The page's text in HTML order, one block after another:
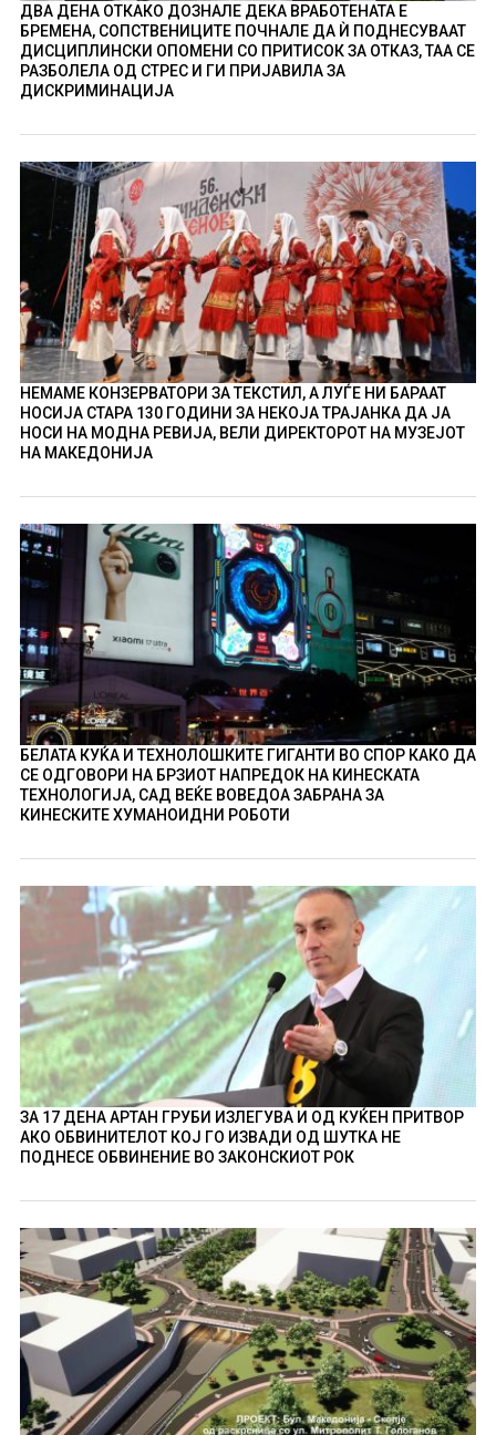
ДВА ДЕНА ОТКАКО ДОЗНАЛЕ ДЕКА ВРАБОТЕНАТА Е
БРЕМЕНА, СОПСТВЕНИЦИТЕ ПОЧНАЛЕ ДА Ѝ ПОДНЕСУВААТ
ДИСЦИПЛИНСКИ ОПОМЕНИ СО ПРИТИСОК ЗА ОТКАЗ, ТАА СЕ
РАЗБОЛЕЛА ОД СТРЕС И ГИ ПРИЈАВИЛА ЗА
ДИСКРИМИНАЦИЈА
НЕМАМЕ КОНЗЕРВАТОРИ ЗА ТЕКСТИЛ, А ЛУЃЕ НИ БАРААТ
НОСИЈА СТАРА 130 ГОДИНИ ЗА НЕКОЈА ТРАЈАНКА ДА ЈА
НОСИ НА МОДНА РЕВИЈА, ВЕЛИ ДИРЕКТОРОТ НА МУЗЕЈОТ
НА МАКЕДОНИЈА
БЕЛАТА КУЌА И ТЕХНОЛОШКИТЕ ГИГАНТИ ВО СПОР КАКО ДА
СЕ ОДГОВОРИ НА БРЗИОТ НАПРЕДОК НА КИНЕСКАТА
ТЕХНОЛОГИЈА, САД ВЕЌЕ ВОВЕДОА ЗАБРАНА ЗА
КИНЕСКИТЕ ХУМАНОИДНИ РОБОТИ
ЗА 17 ДЕНА АРТАН ГРУБИ ИЗЛЕГУВА И ОД КУЌЕН ПРИТВОР
АКО ОБВИНИТЕЛОТ КОЈ ГО ИЗВАДИ ОД ШУТКА НЕ
ПОДНЕСЕ ОБВИНЕНИЕ ВО ЗАКОНСКИОТ РОК